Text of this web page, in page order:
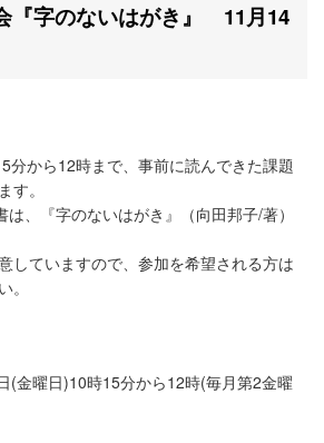
『字のないはがき』 11月14
分から12時まで、事前に読んできた課題
す。
、『字のないはがき』（向田邦子/著）
していますので、参加を希望される方は
(金曜日)10時15分から12時(毎月第2金曜